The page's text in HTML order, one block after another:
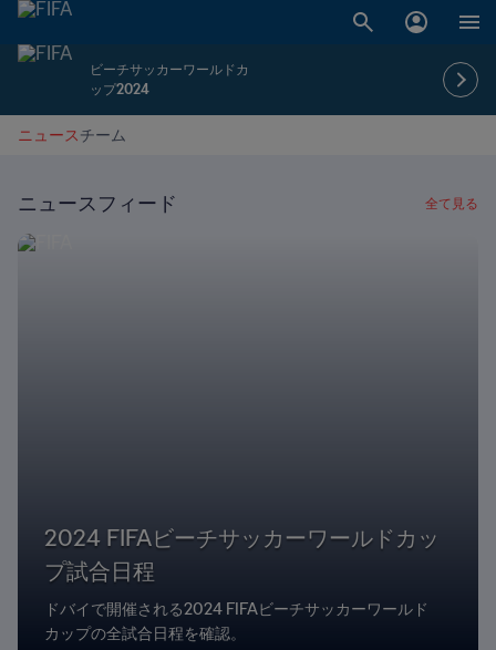
ビーチサッカーワールドカ
ップ2024
ニュースチーム
ニュースフィード 全て見る
2024 FIFAビーチサッカーワールドカッ
プ試合日程
ドバイで開催される2024 FIFAビーチサッカーワールド
カップの全試合日程を確認。